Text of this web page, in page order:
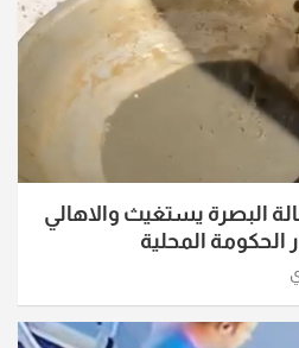
البصرة يستغيث والاهالي
المحلية